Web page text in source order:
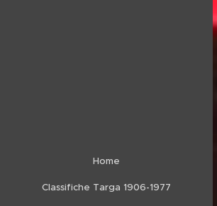
Home
Classifiche Targa 1906-1977